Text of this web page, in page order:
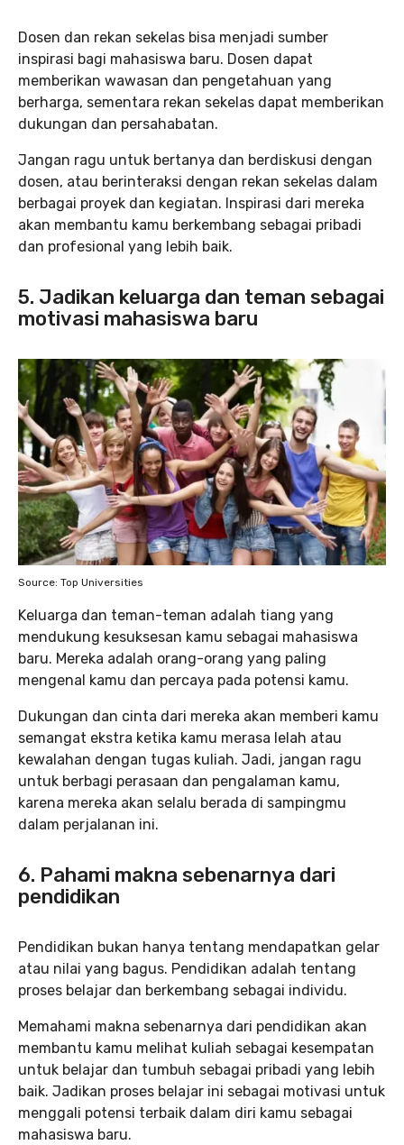
Dosen dan rekan sekelas bisa menjadi sumber
inspirasi bagi mahasiswa baru. Dosen dapat
memberikan wawasan dan pengetahuan yang
berharga, sementara rekan sekelas dapat memberikan
dukungan dan persahabatan.
Jangan ragu untuk bertanya dan berdiskusi dengan
dosen, atau berinteraksi dengan rekan sekelas dalam
berbagai proyek dan kegiatan. Inspirasi dari mereka
akan membantu kamu berkembang sebagai pribadi
dan profesional yang lebih baik.
5. Jadikan keluarga dan teman sebagai
motivasi mahasiswa baru
Source: Top Universities
Keluarga dan teman-teman adalah tiang yang
mendukung kesuksesan kamu sebagai mahasiswa
baru. Mereka adalah orang-orang yang paling
mengenal kamu dan percaya pada potensi kamu.
Dukungan dan cinta dari mereka akan memberi kamu
semangat ekstra ketika kamu merasa lelah atau
kewalahan dengan tugas kuliah. Jadi, jangan ragu
untuk berbagi perasaan dan pengalaman kamu,
karena mereka akan selalu berada di sampingmu
dalam perjalanan ini.
6. Pahami makna sebenarnya dari
pendidikan
Pendidikan bukan hanya tentang mendapatkan gelar
atau nilai yang bagus. Pendidikan adalah tentang
proses belajar dan berkembang sebagai individu.
Memahami makna sebenarnya dari pendidikan akan
membantu kamu melihat kuliah sebagai kesempatan
untuk belajar dan tumbuh sebagai pribadi yang lebih
baik. Jadikan proses belajar ini sebagai motivasi untuk
menggali potensi terbaik dalam diri kamu sebagai
mahasiswa baru.